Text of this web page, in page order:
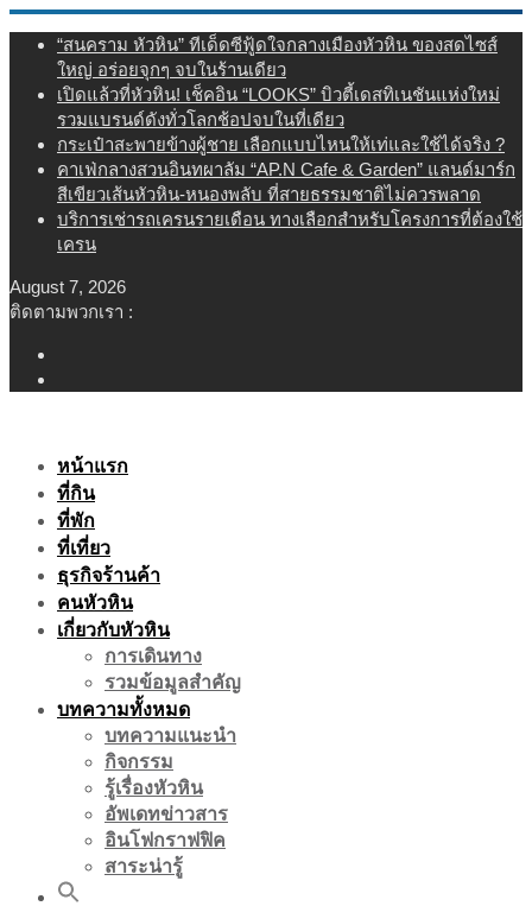
Skip
content
“สนคราม หัวหิน” ทีเด็ดซีฟู้ดใจกลางเมืองหัวหิน ของสดไซส์
ใหญ่ อร่อยจุกๆ จบในร้านเดียว
เปิดแล้วที่หัวหิน! เช็คอิน “LOOKS” บิวตี้เดสทิเนชันแห่งใหม่
รวมแบรนด์ดังทั่วโลกช้อปจบในที่เดียว
กระเป๋าสะพายข้างผู้ชาย เลือกแบบไหนให้เท่และใช้ได้จริง ?
คาเฟ่กลางสวนอินทผาลัม “AP.N Cafe & Garden” แลนด์มาร์ก
สีเขียวเส้นหัวหิน-หนองพลับ ที่สายธรรมชาติไม่ควรพลาด
บริการเช่ารถเครนรายเดือน ทางเลือกสำหรับโครงการที่ต้องใช้
เครน
August 7, 2026
ติดตามพวกเรา :
หน้าแรก
ที่กิน
ที่พัก
ที่เที่ยว
ธุรกิจร้านค้า
คนหัวหิน
เกี่ยวกับหัวหิน
การเดินทาง
รวมข้อมูลสำคัญ
บทความทั้งหมด
บทความแนะนำ
กิจกรรม
รู้เรื่องหัวหิน
อัพเดทข่าวสาร
อินโฟกราฟฟิค
สาระน่ารู้